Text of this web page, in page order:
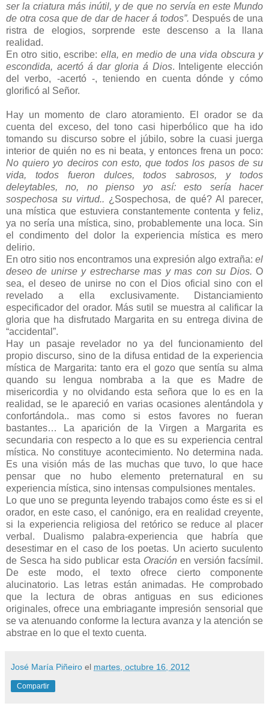
ser la criatura más inútil, y de que no servía en este Mundo
de otra cosa que de dar de hacer á todos”. Después de una
ristra de elogios, sorprende este descenso a la llana
realidad.
En otro sitio, escribe: ella, en medio de una vida obscura y
escondida, acertó á dar gloria á Dios. Inteligente elección
del verbo, -acertó -, teniendo en cuenta dónde y cómo
glorificó al Señor.
Hay un momento de claro atoramiento. El orador se da
cuenta del exceso, del tono casi hiperbólico que ha ido
tomando su discurso sobre el júbilo, sobre la cuasi juerga
interior de quién no es ni beata, y entonces frena un poco:
No quiero yo deciros con esto, que todos los pasos de su
vida, todos fueron dulces, todos sabrosos, y todos
deleytables, no, no pienso yo así: esto sería hacer
sospechosa su virtud.. ¿Sospechosa, de qué? Al parecer,
una mística que estuviera constantemente contenta y feliz,
ya no sería una mística, sino, probablemente una loca. Sin
el condimento del dolor la experiencia mística es mero
delirio.
En otro sitio nos encontramos una expresión algo extraña: el
deseo de unirse y estrecharse mas y mas con su Dios. O
sea, el deseo de unirse no con el Dios oficial sino con el
revelado a ella exclusivamente. Distanciamiento
especificador del orador. Más sutil se muestra al calificar la
gloria que ha disfrutado Margarita en su entrega divina de
“accidental”.
Hay un pasaje revelador no ya del funcionamiento del
propio discurso, sino de la difusa entidad de la experiencia
mística de Margarita: tanto era el gozo que sentía su alma
quando su lengua nombraba a la que es Madre de
misericordia y no olvidando esta señora que lo es en la
realidad, se le apareció en varias ocasiones alentándola y
confortándola.. mas como si estos favores no fueran
bastantes… La aparición de la Virgen a Margarita es
secundaria con respecto a lo que es su experiencia central
mística. No constituye acontecimiento. No determina nada.
Es una visión más de las muchas que tuvo, lo que hace
pensar que no hubo elemento preternatural en su
experiencia mística, sino intensas compulsiones mentales.
Lo que uno se pregunta leyendo trabajos como éste es si el
orador, en este caso, el canónigo, era en realidad creyente,
si la experiencia religiosa del retórico se reduce al placer
verbal. Dualismo palabra-experiencia que habría que
desestimar en el caso de los poetas. Un acierto suculento
de Sesca ha sido publicar esta Oración en versión facsímil.
De este modo, el texto ofrece cierto componente
alucinatorio. Las letras están animadas. He comprobado
que la lectura de obras antiguas en sus ediciones
originales, ofrece una embriagante impresión sensorial que
se va atenuando conforme la lectura avanza y la atención se
abstrae en lo que el texto cuenta.
José María Piñeiro el martes, octubre 16, 2012
Compartir